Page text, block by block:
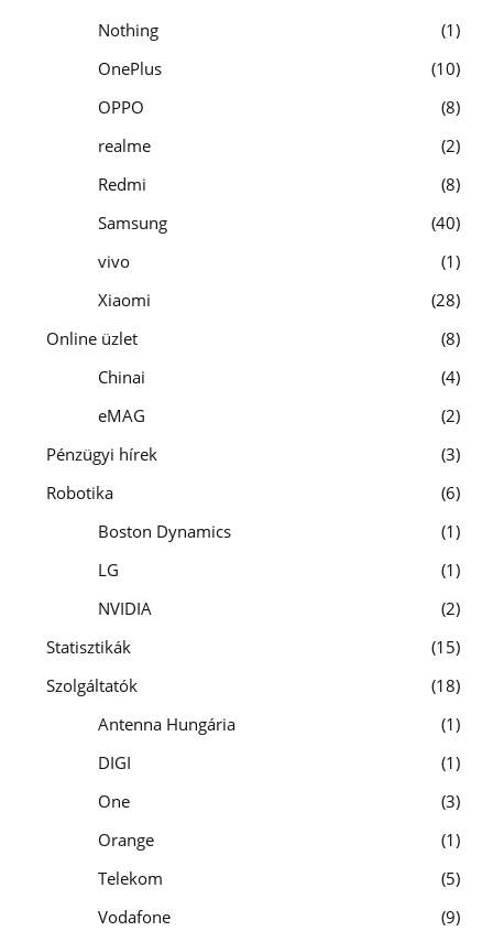
Nothing
1
OnePlus
10
OPPO
8
realme
2
Redmi
8
Samsung
40
vivo
1
Xiaomi
28
Online üzlet
8
Chinai
4
eMAG
2
Pénzügyi hírek
3
Robotika
6
Boston Dynamics
1
LG
1
NVIDIA
2
Statisztikák
15
Szolgáltatók
18
Antenna Hungária
1
DIGI
1
One
3
Orange
1
Telekom
5
Vodafone
9